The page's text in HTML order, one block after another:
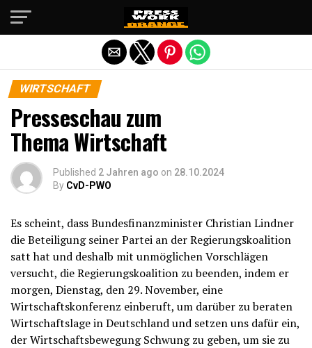
WIRTSCHAFT
Presseschau zum
Thema Wirtschaft
Published 2 Jahren ago on 28.10.2024
By CvD-PWO
Es scheint, dass Bundesfinanzminister Christian Lindner
die Beteiligung seiner Partei an der Regierungskoalition
satt hat und deshalb mit unmöglichen Vorschlägen
versucht, die Regierungskoalition zu beenden, indem er
morgen, Dienstag, den 29. November, eine
Wirtschaftskonferenz einberuft, um darüber zu beraten
Wirtschaftslage in Deutschland und setzen uns dafür ein,
der Wirtschaftsbewegung Schwung zu geben, um sie zu
Die mobile Version verlassen